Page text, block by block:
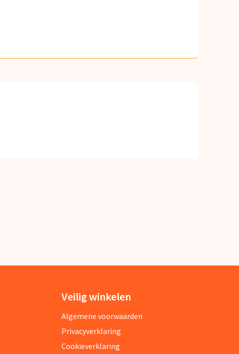
Veilig winkelen
Algemene voorwaarden
Privacyverklaring
Cookieverklaring